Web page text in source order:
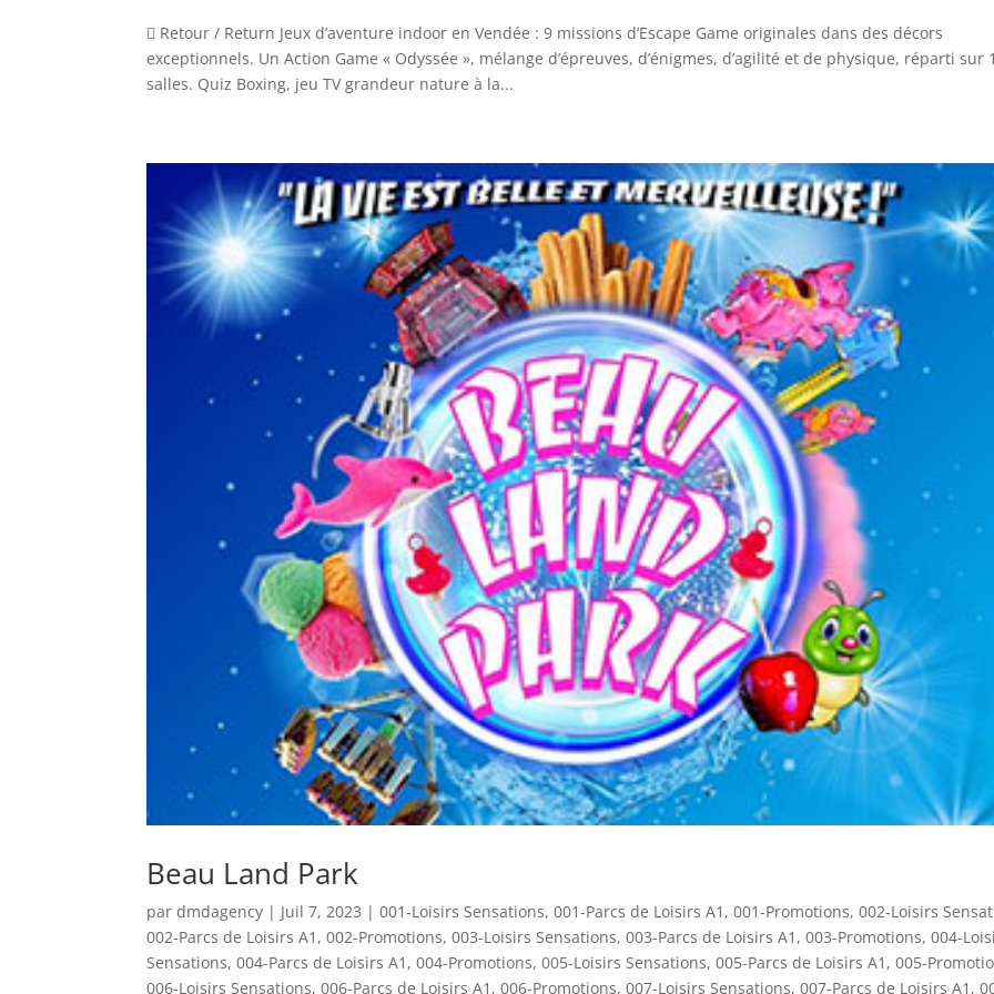
 Retour / Return Jeux d’aventure indoor en Vendée : 9 missions d’Escape Game originales dans des décors
exceptionnels. Un Action Game « Odyssée », mélange d’épreuves, d’énigmes, d’agilité et de physique, réparti sur
salles. Quiz Boxing, jeu TV grandeur nature à la...
Beau Land Park
par dmdagency | Juil 7, 2023 | 001-Loisirs Sensations, 001-Parcs de Loisirs A1 , 001-Promotions, 002-Loisirs
002-Parcs de Loisirs A1 , 002-Promotions, 003-Loisirs Sensations, 003-Parcs de Loisirs A1 , 003-Promotions, 004-
Sensations, 004-Parcs de Loisirs A1 , 004-Promotions, 005-Loisirs Sensations, 005-Parcs de Loisirs A1 , 005-
006-Loisirs Sensations, 006-Parcs de Loisirs A1 , 006-Promotions, 007-Loisirs Sensations, 007-Parcs de Loisirs A1 ,